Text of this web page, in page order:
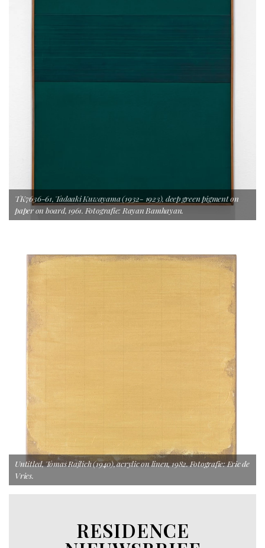
TK7636-61, Tadaaki Kuwayama (1932- 1923), deep green pigment on
paper on board, 1961. Fotografie: Rayan Bamhayan.
Untitled, Tomas Rajlich (1940), acrylic on linen, 1982. Fotografie: Eric de
Vries.
RESIDENCE